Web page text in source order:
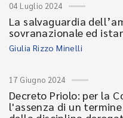
04 Luglio 2024
La salvaguardia
sovranazionale ed
Giulia Rizzo Minelli
17 Giugno 2024
Decreto Priolo: per la
l'assenza di un